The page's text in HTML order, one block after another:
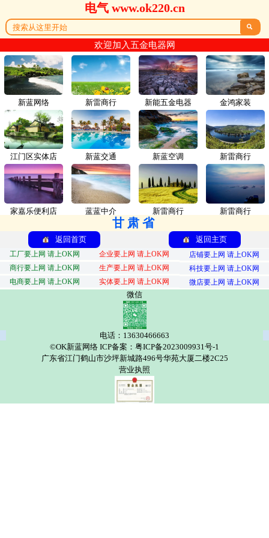
电气 www.ok220.cn

欢迎加入五金电器网
新蓝网络 新雷商行
江门区实体店 新蓝交通
家嘉乐便利店 蓝蓝中介
新能五金电器 金鸿家装
新蓝空调 新雷商行
新雷商行 新雷商行
甘肃省
返回首页 返回主页
工厂要上网 请上OK网 企业要上网 请上OK网
店铺要上网 请上OK网
商行要上网 请上OK网
生产要上网 请上OK网
科技要上网 请上OK网
电商要上网 请上OK网
实体要上网 请上OK网 微店要上网 请上OK网
微信
电话：13630466663
©OK新蓝网络 ICP备案：粤ICP备2023009931号-1
广东省江门鹤山市沙坪新城路496号华苑大厦二楼2C25
营业执照